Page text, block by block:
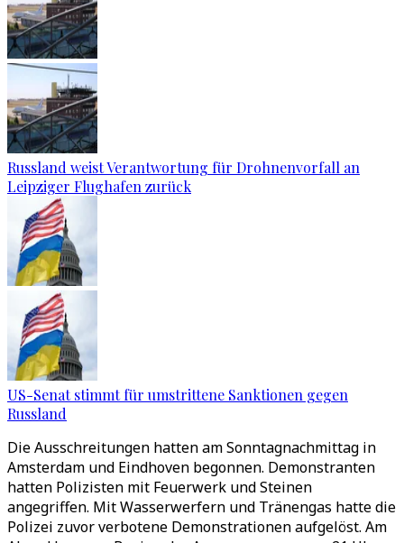
Russland weist Verantwortung für Drohnenvorfall an
Leipziger Flughafen zurück
US-Senat stimmt für umstrittene Sanktionen gegen
Russland
Die Ausschreitungen hatten am Sonntagnachmittag in
Amsterdam und Eindhoven begonnen. Demonstranten
hatten Polizisten mit Feuerwerk und Steinen
angegriffen. Mit Wasserwerfern und Tränengas hatte die
Polizei zuvor verbotene Demonstrationen aufgelöst. Am